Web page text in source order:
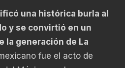
una histórica burla al
y se convirtió en un
la generación de La
fue el acto de